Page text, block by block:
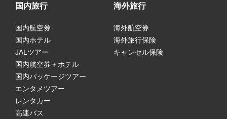
国内旅行
国内航空券
国内ホテル
JALツアー
国内航空券＋ホテル
国内パッケージツアー
エンタメツアー
レンタカー
高速バス
海外旅行
海外航空券
海外旅行保険
キャンセル保険